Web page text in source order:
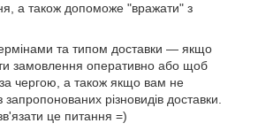
а також допоможе "вражати" з
та типом доставки — якщо
замовлення оперативно або щоб
чергою, а також якщо вам не
запропонованих різновидів доставки.
це питання =)